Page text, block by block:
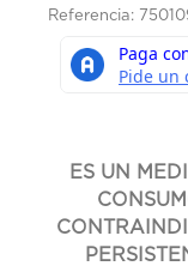
Referencia:
ES UN